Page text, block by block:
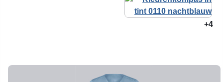
+4